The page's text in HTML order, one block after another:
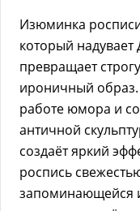
Изюминка
который
превращает
ироничный
работе юмора и
античной
создаёт яркий
роспись
запоминающейся